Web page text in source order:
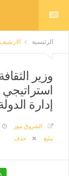
الرئيسية الارشيف
وزير
إدارة
الشروق نيوز
تبليغ
حذف